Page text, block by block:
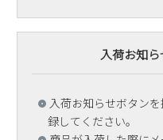
入荷お知
入荷お知らせボタン
録してください。